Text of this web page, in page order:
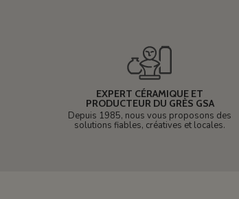
EXPERT CÉRAMIQUE ET
PRODUCTEUR DU GRÈS GSA
Depuis 1985, nous vous proposons des
solutions fiables, créatives et locales.